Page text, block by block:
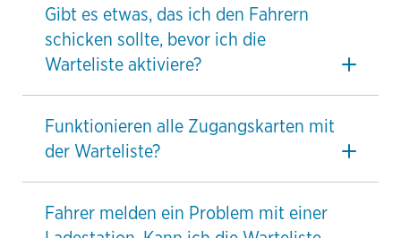
Gibt es etwas, das ich den Fahrern
schicken sollte, bevor ich die
Warteliste aktiviere?
Funktionieren alle Zugangskarten mit
der Warteliste?
Fahrer melden ein Problem mit einer